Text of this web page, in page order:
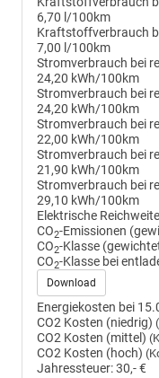
6,70 l/100km
Kraftstoffverbrauch
7,00 l/100km
Stromverbrauch bei
24,20 kWh/100km
Stromverbrauch bei
24,20 kWh/100km
Stromverbrauch bei
22,00 kWh/100km
Stromverbrauch bei
21,90 kWh/100km
Stromverbrauch bei
29,10 kWh/100km
Elektrische
CO2-Emissionen
CO2-Klasse
CO2-Klasse bei
Download
Energiekosten bei
CO2 Kosten (niedrig)
CO2 Kosten (mittel)
CO2 Kosten (hoch)
Jahressteuer:30,- €